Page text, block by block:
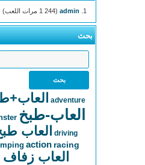
admin (1 244 مرات اللعب)
بحث
adventure
العاب-طبخ
driving العاب
action racing
العاب زفاف